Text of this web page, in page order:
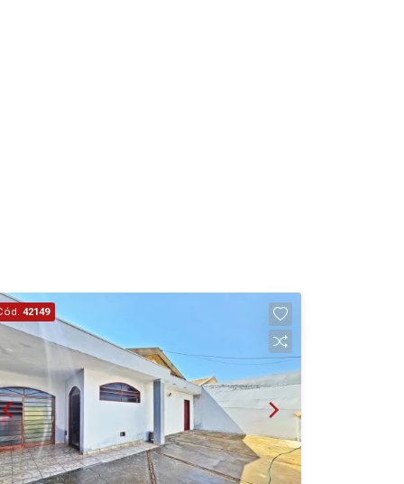
42149